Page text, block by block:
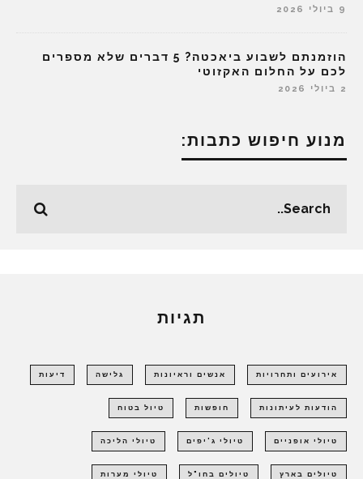
9 ביולי 2026
הוזמנתם לשבוע ביאכטה? 5 דברים שלא מספרים
לכם על החלום האקזוטי
2 ביולי 2026
מנוע חיפוש כתבות:
תגיות
אירועים ותחרויות אנשים וראיונות גלישה דיעות
הודעות לעיתונות חופשות טיול בטוח
טיולי אופניים טיולי ג'יפים טיולי הליכה
טיולים בארץ טיולים בחו"ל טיולי מערות